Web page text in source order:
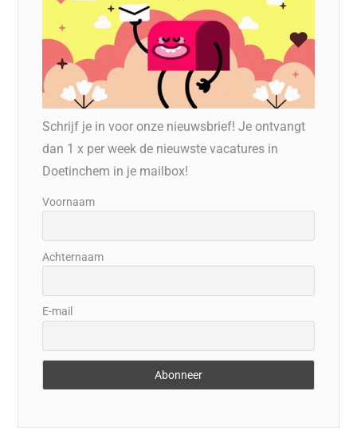
Schrijf je in voor onze nieuwsbrief! Je ontvangt
dan 1 x per week de nieuwste vacatures in
Doetinchem in je mailbox!
Voornaam
Achternaam
E-mail